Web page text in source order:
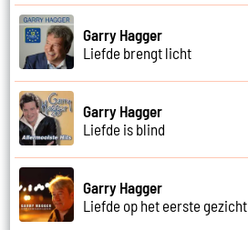
Garry Hagger
Liefde brengt licht
Garry Hagger
Liefde is blind
Garry Hagger
Liefde op het eerste gezicht